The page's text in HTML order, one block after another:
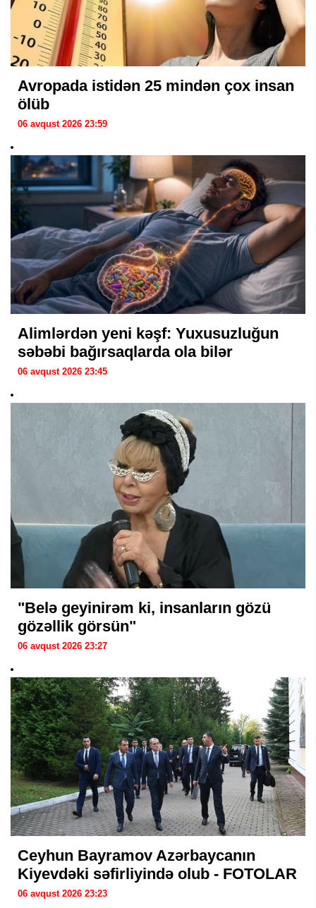
Avropada istidən 25 mindən çox insan
ölüb
06 avqust 2026 23:59
Alimlərdən yeni kəşf: Yuxusuzluğun
səbəbi bağırsaqlarda ola bilər
06 avqust 2026 23:45
"Belə geyinirəm ki, insanların gözü
gözəllik görsün"
06 avqust 2026 23:27
Ceyhun Bayramov Azərbaycanın
Kiyevdəki səfirliyində olub - FOTOLAR
06 avqust 2026 23:23